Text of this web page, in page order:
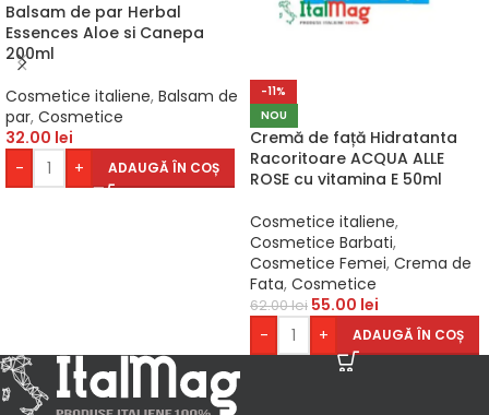
Balsam de par Herbal
Essences Aloe si Canepa
200ml
Cosmetice italiene, Balsam de
par, Cosmetice
32.00 lei
-
+ ADAUGĂ ÎN COȘ
-11%
NOU
Cremă de față Hidratanta
Racoritoare ACQUA ALLE
ROSE cu vitamina E 50ml
Cosmetice italiene,
Cosmetice Barbati,
Cosmetice Femei, Crema de
Fata, Cosmetice
62.00lei 55.00 lei
-
+ ADAUGĂ ÎN COȘ